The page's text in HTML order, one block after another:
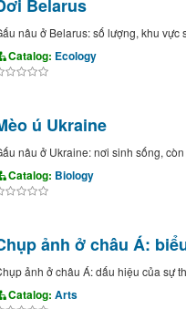
Belarus
nâu ở Belarus: số lượng, khu
Catalog: Ecology
ú Ukraine
nâu ở Ukraine: nơi sinh sống,
Catalog: Biology
ảnh ở châu Á:
ảnh ở châu Á: dấu hiệu của sự
Catalog: Arts